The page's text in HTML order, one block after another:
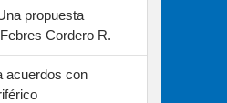
propuesta
Cordero R.
acuerdos con